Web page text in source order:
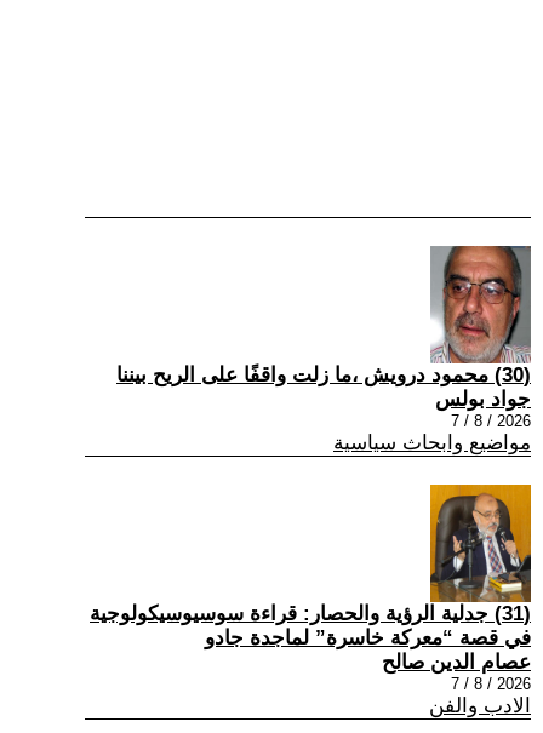
(30) محمود درويش ،ما زلت واقفًا على الريح بيننا
جواد بولس
2026 / 8 / 7
مواضيع وابحاث سياسية
(31) جدلية الرؤية والحصار: قراءة سوسيوسيكولوجية
في قصة “معركة خاسرة” لماجدة جادو
عصام الدين صالح
2026 / 8 / 7
الادب والفن